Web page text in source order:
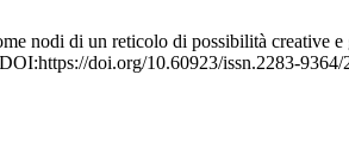
nodi di un reticolo di possibilità
doi.org/10.60923/issn.2283-9364/